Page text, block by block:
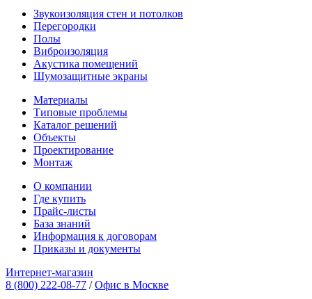
Звукоизоляция стен и потолков
Перегородки
Полы
Виброизоляция
Акустика помещений
Шумозащитные экраны
Материалы
Типовые проблемы
Каталог решений
Объекты
Проектирование
Монтаж
О компании
Где купить
Прайс-листы
База знаний
Информация к договорам
Приказы и документы
Интернет-магазин
8 (800) 222-08-77 / Офис в Москве